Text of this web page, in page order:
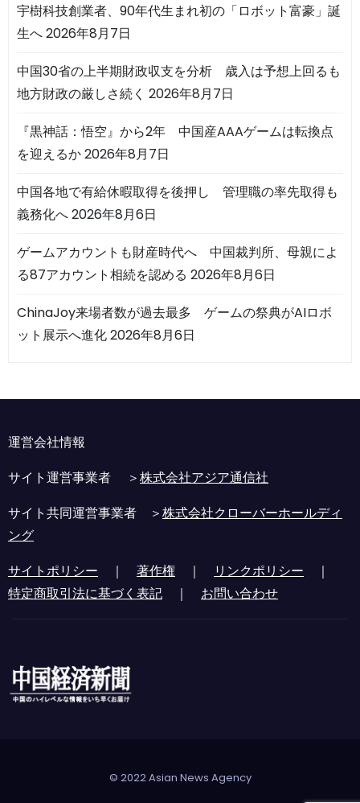
宇樹科技創業者、90年代生まれ初の「ロボット富豪」誕
生へ2026年8月7日
中国30省の上半期財政収支を分析 歳入は予想上回るも
地方財政の厳しさ続く 2026年8月7日
『黒神話：悟空』から2年 中国産AAAゲームは転換点
を迎えるか2026年8月7日
中国各地で有給休暇取得を後押し 管理職の率先取得も
義務化へ2026年8月6日
ゲームアカウントも財産時代へ 中国裁判所、母親によ
る87アカウント相続を認める 2026年8月6日
ChinaJoy来場者数が過去最多 ゲームの祭典がAIロボ
ット展示へ進化2026年8月6日
運営会社情報
サイト運営事業者 ＞株式会社アジア通信社
サイト共同運営事業者 ＞株式会社クローバーホールディ
ング
サイトポリシー ｜ 著作権 ｜ リンクポリシー ｜
特定商取引法に基づく表記 ｜ お問い合わせ
© 2022 Asian News Agency